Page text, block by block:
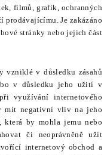
filmů, grafik, ochranných
prodávajícímu. Je zakázáno
stránky nebo jejich část
vzniklé v důsledku zásahů
v důsledku jeho užití v
využívání internetového
mít negativní vliv na jeho
která by mohla jemu nebo
či neoprávněně užít
internetový obchod a